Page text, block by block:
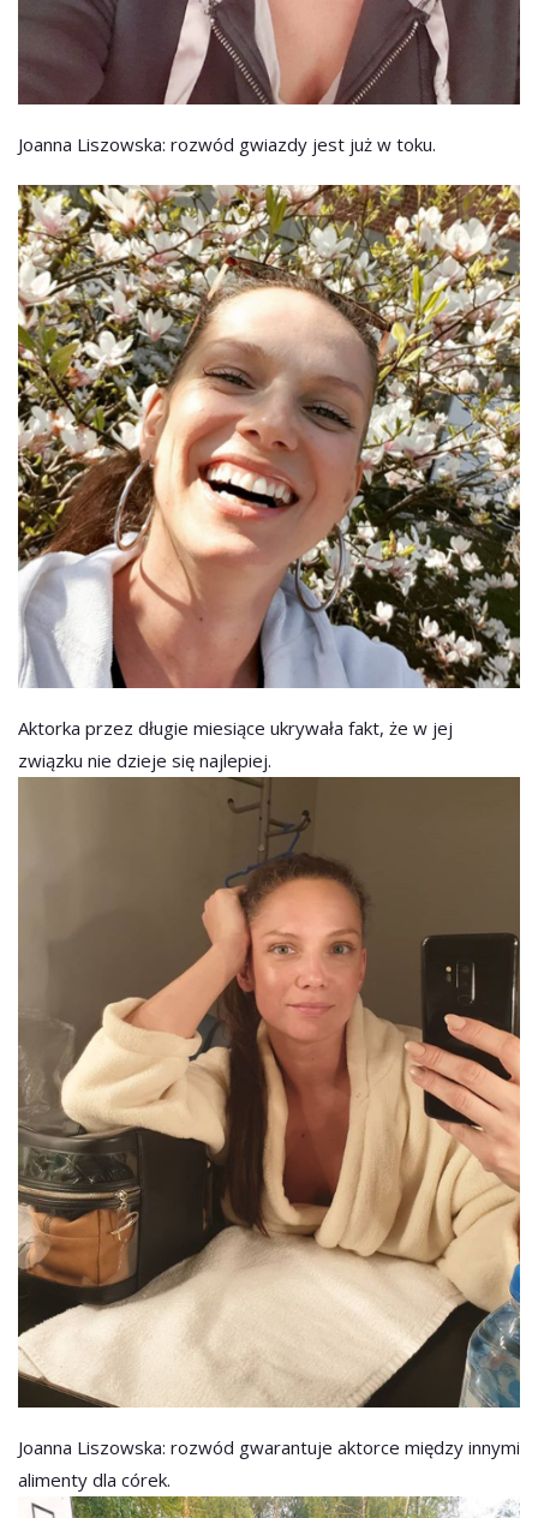
Joanna Liszowska: rozwód gwiazdy jest już w toku.
Aktorka przez długie miesiące ukrywała fakt, że w jej
związku nie dzieje się najlepiej.
Joanna Liszowska: rozwód gwarantuje aktorce między innymi
alimenty dla córek.